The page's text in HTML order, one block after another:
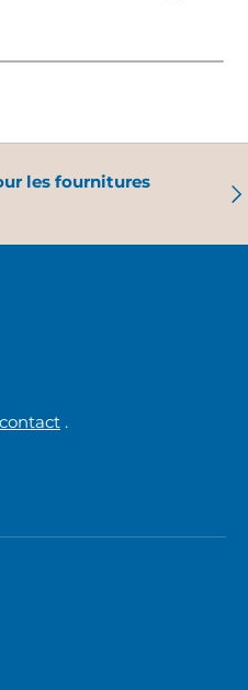
les fournitures
.